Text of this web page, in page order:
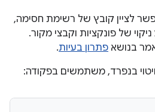
לציין קובץ של רשימת חסימה,
של פונקציות וקבצי מקור.
בנושא פתרון בעיות.
בנפרד, משתמשים בפקודה: